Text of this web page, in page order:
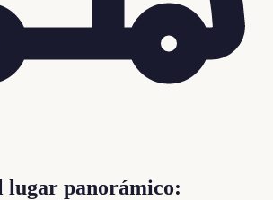
lugar panorámico: